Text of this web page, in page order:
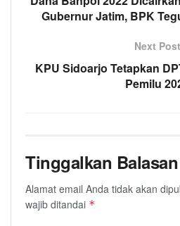
Gubernur Jatim, BPK
Next Post
KPU Sidoarjo Tetapkan
Pemilu
Tinggalkan Balasan
Alamat email Anda tidak akan
wajib ditandai *